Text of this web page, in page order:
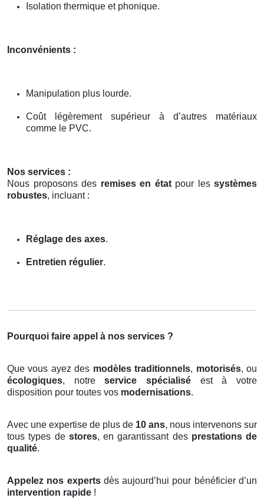
Isolation thermique et phonique.
Inconvénients :
Manipulation plus lourde.
Coût légèrement supérieur à d’autres matériaux
comme le PVC.
Nos services :
Nous proposons des remises en étatpour les systèmes
robustes, incluant :
Réglage des axes.
Entretien régulier.
Pourquoi faire appel à nos services ?
Que vous ayez des modèles traditionnels, motorisés, ou
écologiques, notreservice spécialisé est à votre
disposition pour toutes vos modernisations.
Avec une expertise de plus de 10 ans, nous intervenons sur
tous types de stores, en garantissant des prestations de
qualité.
Appelez nos expertsdès aujourd’hui pour bénéficier d’un
intervention rapide !